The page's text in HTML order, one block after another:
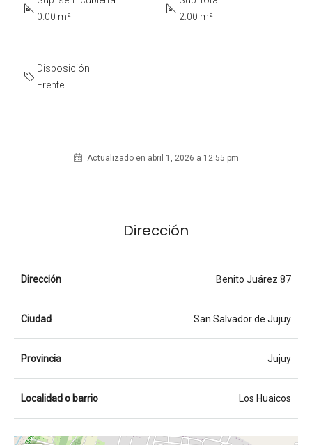
0.00 m²
2.00 m²
Disposición
Frente
Actualizado en abril 1, 2026 a 12:55 pm
Dirección
Dirección Benito Juárez 87
Ciudad San Salvador de Jujuy
Provincia Jujuy
Localidad o barrio Los Huaicos